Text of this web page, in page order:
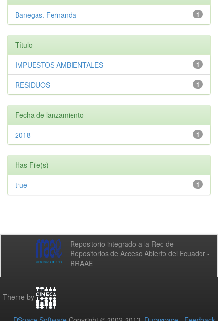
1
Banegas, Fernanda
Título
1
IMPUESTOS AMBIENTALES
1
RESIDUOS
Fecha de lanzamiento
1
2018
Has File(s)
1
true
Repositorio integrado a la Red de
Repositorios de Acceso Abierto del Ecuador -
RRAAE
Theme by